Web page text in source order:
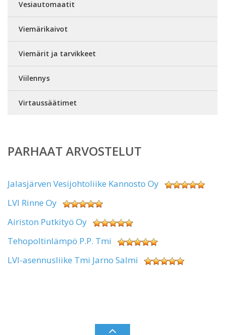
Vesiautomaatit
Viemärikaivot
Viemärit ja tarvikkeet
Viilennys
Virtaussäätimet
PARHAAT ARVOSTELUT
Jalasjärven Vesijohtoliike Kannosto Oy
LVI Rinne Oy
Airiston Putkityö Oy
Tehopoltinlämpö P.P. Tmi
LVI-asennusliike Tmi Jarno Salmi